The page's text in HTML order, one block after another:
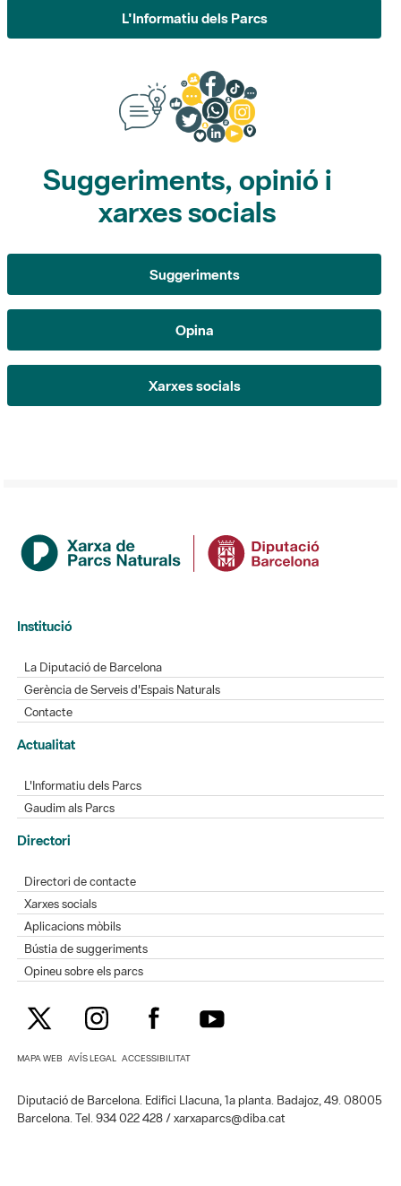
L'Informatiu dels Parcs
Suggeriments, opinió i
xarxes socials
Suggeriments
Opina
Xarxes socials
Institució
La Diputació de Barcelona
Gerència de Serveis d'Espais Naturals
Contacte
Actualitat
L'Informatiu dels Parcs
Gaudim als Parcs
Directori
Directori de contacte
Xarxes socials
Aplicacions mòbils
Bústia de suggeriments
Opineu sobre els parcs
MAPA WEB AVÍS LEGAL ACCESSIBILITAT
Diputació de Barcelona. Edifici Llacuna, 1a planta. Badajoz, 49. 08005
Barcelona. Tel. 934 022 428 / xarxaparcs@diba.cat